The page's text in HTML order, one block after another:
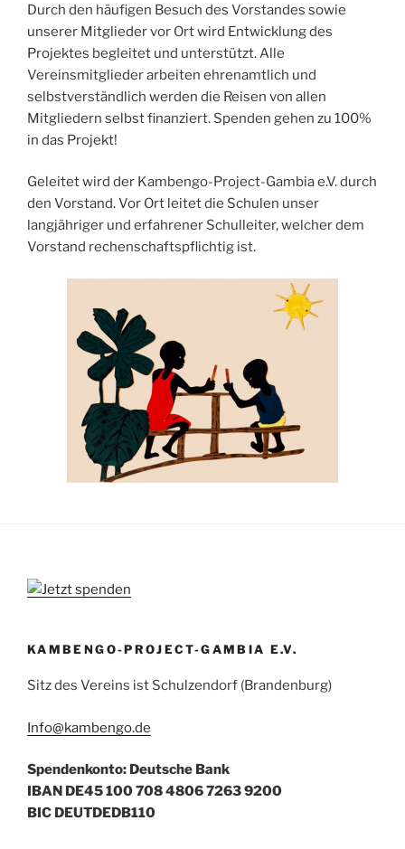
Durch den häufigen Besuch des Vorstandes sowie
unserer Mitglieder vor Ort wird Entwicklung des
Projektes begleitet und unterstützt. Alle
Vereinsmitglieder arbeiten ehrenamtlich und
selbstverständlich werden die Reisen von allen
Mitgliedern selbst finanziert. Spenden gehen zu 100%
in das Projekt!
Geleitet wird der Kambengo-Project-Gambia e.V. durch
den Vorstand. Vor Ort leitet die Schulen unser
langjähriger und erfahrener Schulleiter, welcher dem
Vorstand rechenschaftspflichtig ist.
KAMBENGO-PROJECT-GAMBIA E.V.
Sitz des Vereins ist Schulzendorf (Brandenburg)
Info@kambengo.de
Spendenkonto: Deutsche Bank
IBAN DE45 100 708 4806 7263 9200
BIC DEUTDEDB110